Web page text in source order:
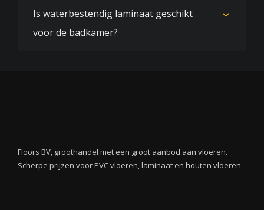
Is waterbestendig laminaat geschikt
voor de badkamer?
Floors BV, groothandel met een groot aanbod aan vloeren.
Scherpe prijzen voor PVC vloeren, laminaat en houten vloeren.